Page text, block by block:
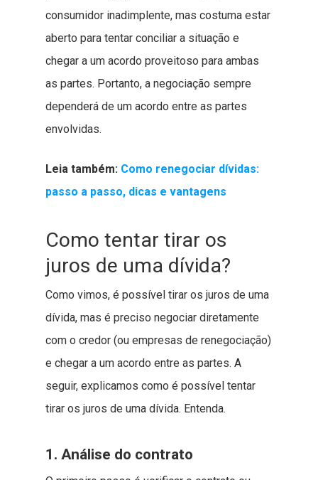
consumidor inadimplente, mas costuma estar
aberto para tentar conciliar a situação e
chegar a um acordo proveitoso para ambas
as partes. Portanto, a negociação sempre
dependerá de um acordo entre as partes
envolvidas.
Leia também: Como renegociar dívidas:
passo a passo, dicas e vantagens
Como tentar tirar os
juros de uma dívida?
Como vimos, é possível tirar os juros de uma
dívida, mas é preciso negociar diretamente
com o credor (ou empresas de renegociação)
e chegar a um acordo entre as partes. A
seguir, explicamos como é possível tentar
tirar os juros de uma dívida. Entenda.
1. Análise do contrato